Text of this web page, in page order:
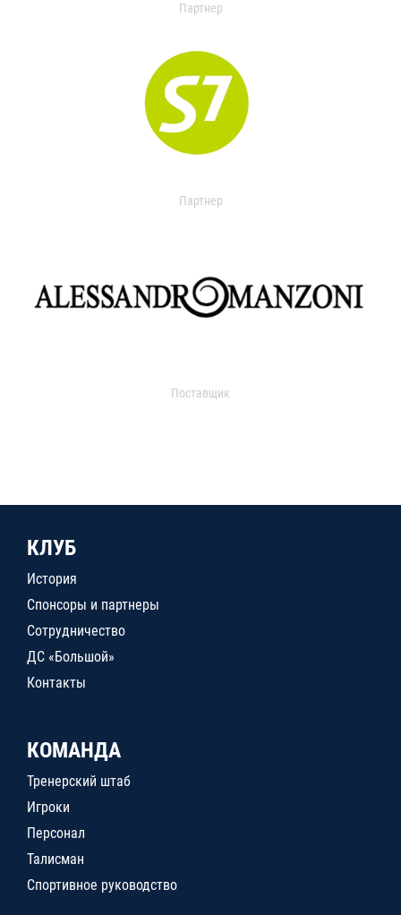
Партнер
Партнер
Поставщик
КЛУБ
История
Спонсоры и партнеры
Сотрудничество
ДС «Большой»
Контакты
КОМАНДА
Тренерский штаб
Игроки
Персонал
Талисман
Спортивное руководство